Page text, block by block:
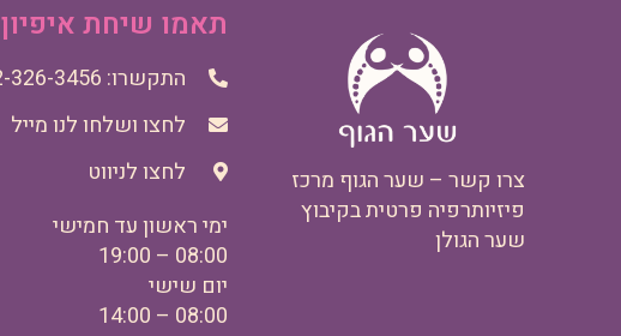
צרו קשר – שער הגוף מרכז
פיזיותרפיה פרטית בקיבוץ
שער הגולן
תאמו שיחת איפיון
התקשרו: 052-326-3456
לחצו ושלחו לנו מייל
לחצו לניווט
ימי ראשון עד חמישי
08:00 – 19:00
יום שישי
08:00 – 14:00